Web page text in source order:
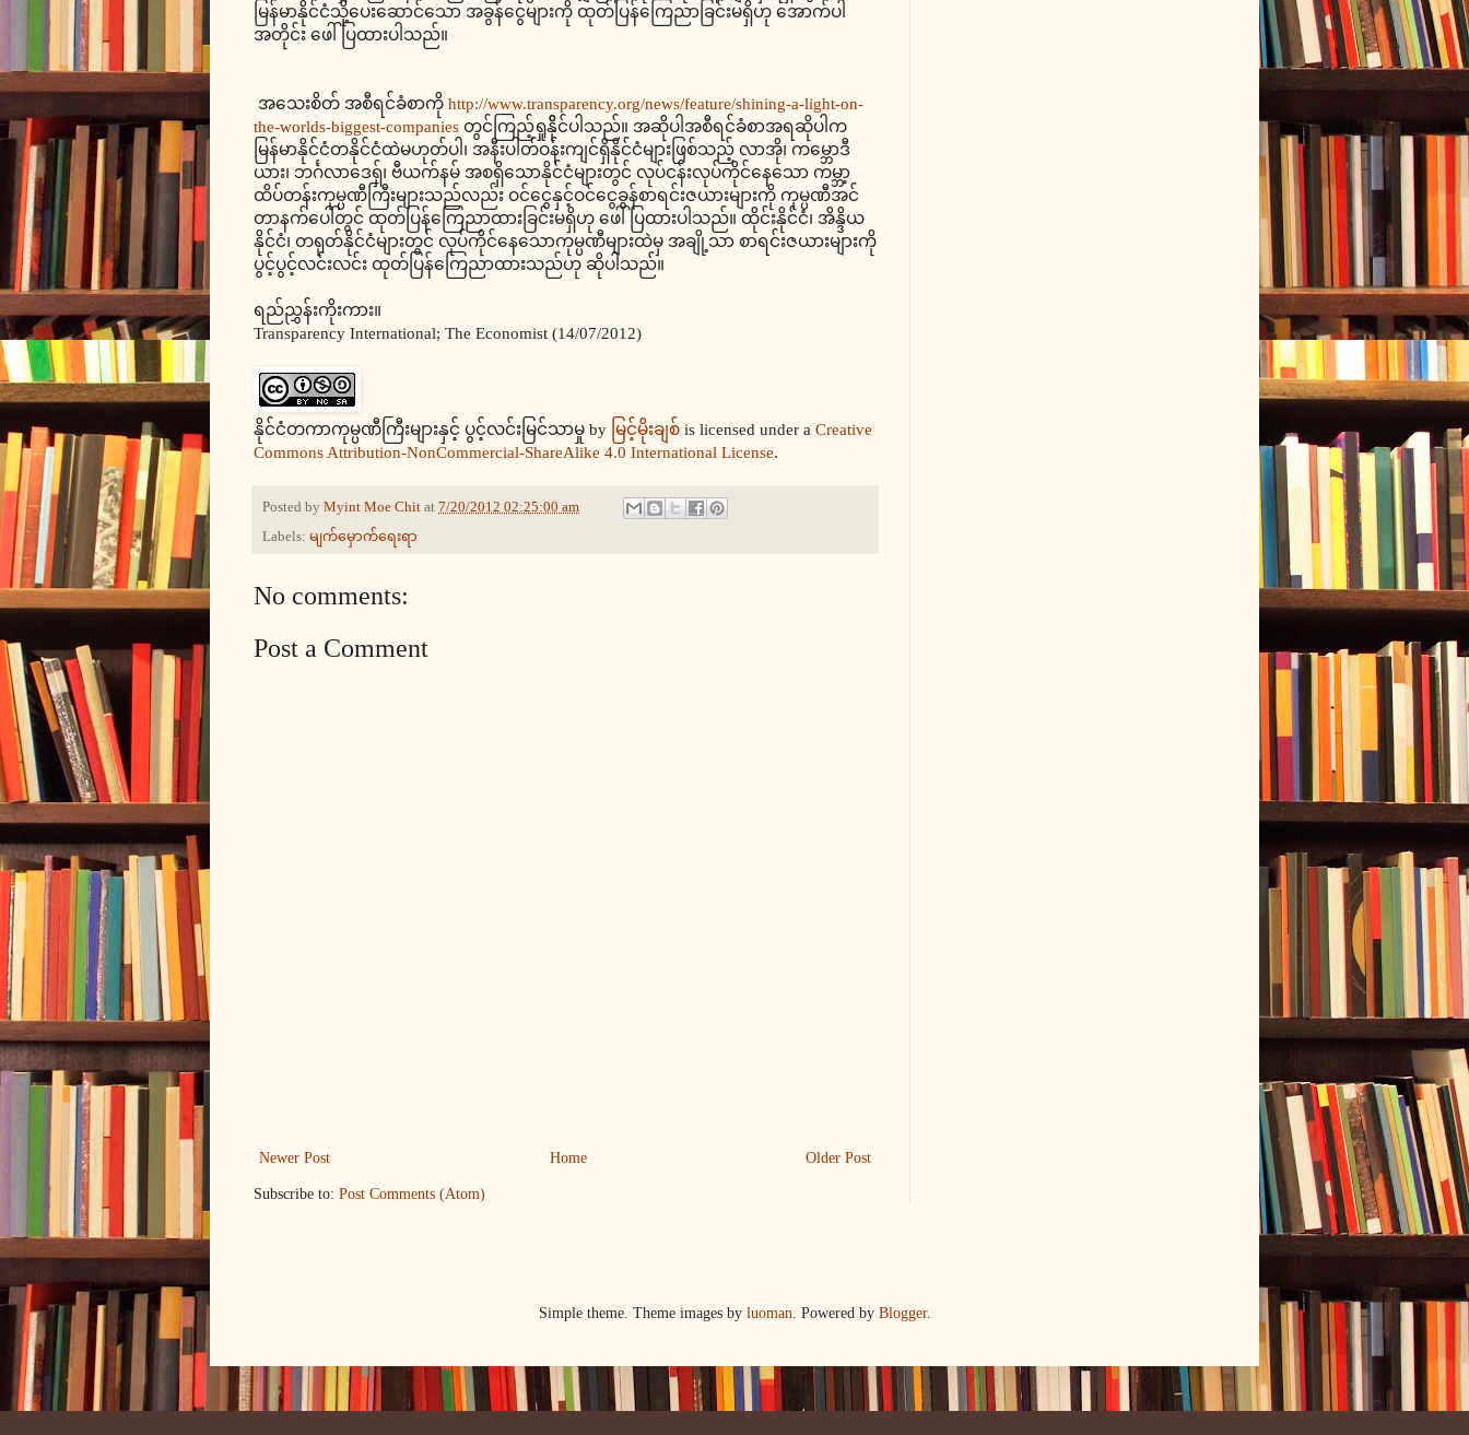
မြန်မာနိုင်ငံသို့ပေးဆောင်သော အခွန်ငွေများကို ထုတ်ပြန်ကြေညာခြင်းမရှိဟု အောက်ပါ
အတိုင်း ဖေါ်ပြထားပါသည်။
အသေးစိတ် အစီရင်ခံစာကို http://www.transparency.org/news/feature/shining-a-light-on-
the-worlds-biggest-companies တွင်ကြည့်ရှုနိိုင်ပါသည်။ အဆိုပါအစီရင်ခံစာအရဆိုပါက
မြန်မာနိုင်ငံတနိုင်ငံထဲမဟုတ်ပါ၊ အနီးပါတ်ဝန်းကျင်ရှိနိုင်ငံများဖြစ်သည့် လာအို၊ ကမ္ဘောဒီ
ယား၊ ဘင်္ဂလာဒေရှ်၊ ဗီယက်နမ် အစရှိသောနိုင်ငံများတွင် လုပ်ငန်းလုပ်ကိုင်နေသော ကမ္ဘာ့
ထိပ်တန်းကုမ္ပဏီကြီးများသည်လည်း ဝင်ငွေနှင့်ဝင်ငွေခွန်စာရင်းဇယားများကို ကုမ္ပဏီအင်
တာနက်ပေါ်တွင် ထုတ်ပြန်ကြေညာထားခြင်းမရှိဟု ဖေါ်ပြထားပါသည်။ ထိုင်းနိုင်ငံ၊ အိန္ဒိယ
နိုင်ငံ၊ တရုတ်နိုင်ငံများတွင် လုပ်ကိုင်နေသောကုမ္ပဏီများထဲမှ အချို့သာ စာရင်းဇယားများကို
ပွင့်ပွင့်လင်းလင်း ထုတ်ပြန်ကြေညာထားသည်ဟု ဆိုပါသည်။
ရည်ညွှန်းကိုးကား။
Transparency International; The Economist (14/07/2012)
နိုင်ငံတကာကုမ္ပဏီကြီးများနှင့် ပွင့်လင်းမြင်သာမှု by မြင့်မိုးချစ် is licensed under a Creative
Commons Attribution-NonCommercial-ShareAlike 4.0 International License.
Posted by Myint Moe Chit at 7/20/2012 02:25:00 am
Labels: မျက်မှောက်ရေးရာ
No comments:
Post a Comment
Newer Post Older Post
Home
Subscribe to: Post Comments (Atom)
Simple theme. Theme images by luoman. Powered by Blogger.